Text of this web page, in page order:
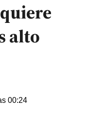
alto
00:24